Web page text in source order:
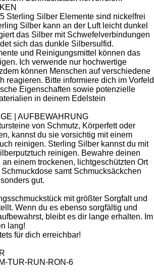
Sterling Silber Elemente sind nickelfrei
Silber kann an der Luft leicht dunkel
das Silber mit Schwefelverbindungen
sich das dunkle Silbersulfid.
und Reinigungsmittel können das
Ich verwende nur hochwertige
können Menschen auf verschiedene
reagieren. Bitte informiere dich im Vorfeld
Eigenschaften sowie potenzielle
in deinem Edelstein
| AUFBEWAHRUNG
von Schmutz, Körperfett oder
kannst du sie vorsichtig mit einem
reinigen. Sterling Silber kannst du mit
reinigen. Bewahre deinen
einem trockenen, lichtgeschützten Ort
samt Schmucksäckchen
gut.
mit größter Sorgfalt und
Wenn du es ebenso sorgfältig und
bleibt es dir lange erhalten. Im
lang!
für dich erreichbar!
TUR-RUN-RON-6